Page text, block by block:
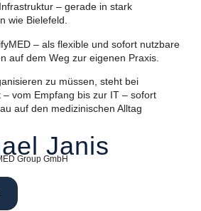
– gerade in stark
wie Bielefeld.
– als flexible und sofort nutzbare
auf dem Weg zur eigenen Praxis.
zu müssen, steht bei
– vom Empfang bis zur IT – sofort
auf den medizinischen Alltag
Janis
Group GmbH